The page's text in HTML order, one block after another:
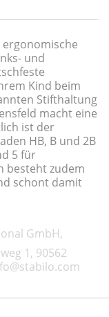
ergonomische
und
Kind beim
Stifthaltung
macht eine
ist der
HB, B und 2B
5 für
besteht zudem
schont damit
GmbH,
1, 90562